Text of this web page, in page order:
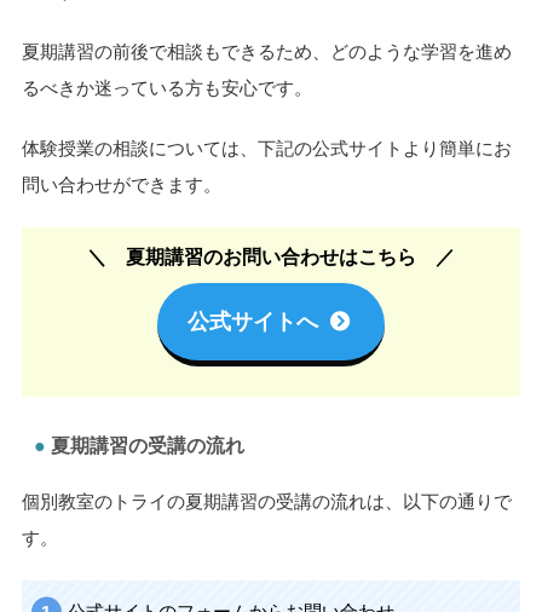
こちら⇒
苦手克服・基礎固め
整できるため、今の課題に合わせた授業を受けやすいのが魅
力です。
夏期講習の前後で相談もできるため、どのような学習を進め
るべきか迷っている方も安心です。
体験授業の相談については、下記の公式サイトより簡単にお
夏期講習のお問い合わせはこちら
公式サイトへ